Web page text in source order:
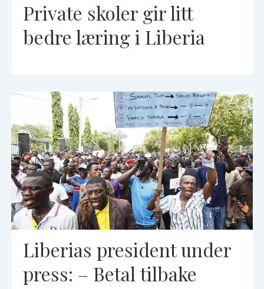
Private skoler gir litt
bedre læring i Liberia
Liberias president under
press: – Betal tilbake